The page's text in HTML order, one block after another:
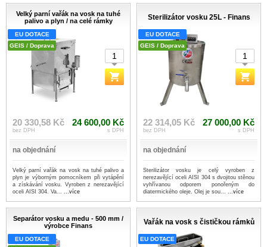
Velký parní vařák na vosk na tuhé
palivo a plyn / na celé rámky
EU DOTACE
GEIS / Doprava
20 330,58 Kč
bez DPH
24 600,00 Kč
s DPH
na objednání
Velký parní vařák na vosk na tuhé palivo a
plyn je výborným pomocníkem při vytápění
a získávání vosku. Vyroben z nerezavějící
oceli AISI 304. Va... ...více
Sterilizátor vosku 25L - Finans
EU DOTACE
GEIS / Doprava
22 314,05 Kč
bez DPH
27 000,00 Kč
s DPH
na objednání
Sterilizátor vosku je celý vyroben z
nerezavějící oceli AISI 304 s dvojitou stěnou
vyhřívanou odporem ponořeným do
diatermického oleje. Olej je sou... ...více
Separátor vosku a medu - 500 mm /
výrobce Finans
EU DOTACE
Vařák na vosk s čističkou rámků
EU DOTACE